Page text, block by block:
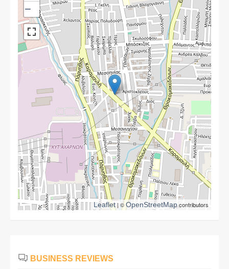
−
Leaflet | ©OpenStreetMapcontributors
BUSINESS REVIEWS